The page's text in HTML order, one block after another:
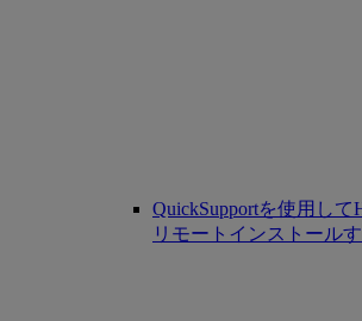
QuickSupportを使用して
リモートインストール